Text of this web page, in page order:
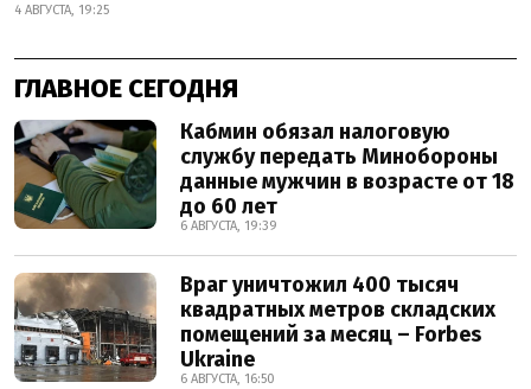
4 АВГУСТА, 19:25
ГЛАВНОЕ СЕГОДНЯ
Кабмин обязал налоговую
службу передать Минобороны
данные мужчин в возрасте от 18
до 60 лет
6 АВГУСТА, 19:39
Враг уничтожил 400 тысяч
квадратных метров складских
помещений за месяц – Forbes
Ukraine
6 АВГУСТА, 16:50